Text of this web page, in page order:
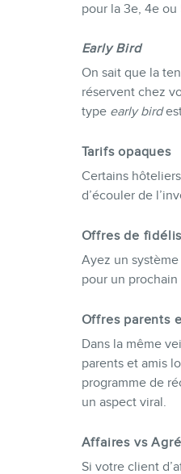
pour la 3e, 4e ou
Early Bird
On sait que la
réservent chez
type early bird
Tarifs opaques
Certains
d’écouler de
Offres de
Ayez un
pour un
Offres parents
Dans la même
parents et amis
programme de
un aspect viral.
Affaires vs
Si votre client